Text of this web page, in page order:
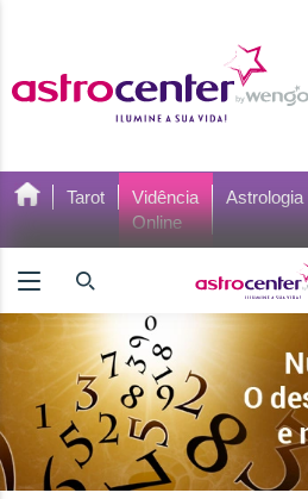
Tarot
Vidência
Online
Astrologia